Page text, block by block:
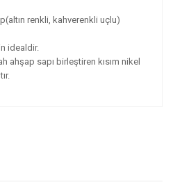
renkli, kahverenkli uçlu)
idealdir.
ahşap sapı birleştiren kısım nikel